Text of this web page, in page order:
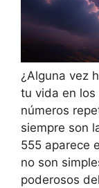
¿Alguna vez
tu vida en los
números
siempre son
555 aparece
no son
poderosos